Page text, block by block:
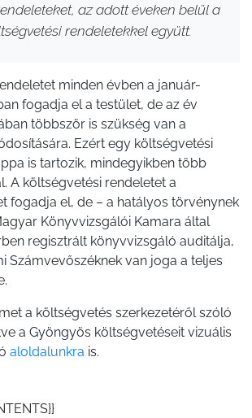
az adott éveken belül a
rendeletekkel együtt.
minden évben a január-
fogadja el a testület, de az év
többször is szükség van a
Ezért egy költségvetési
is tartozik, mindegyikben több
A költségvetési rendeletet a
fogadja el, de – a hatályos törvénynek
Könyvvizsgálói Kamara által
regisztrált könyvvizsgáló auditálja,
Számvevőszéknek van joga a teljes
a költségvetés szerkezetéről szóló
a Gyöngyös költségvetéseit vizuális
aloldalunkra is.